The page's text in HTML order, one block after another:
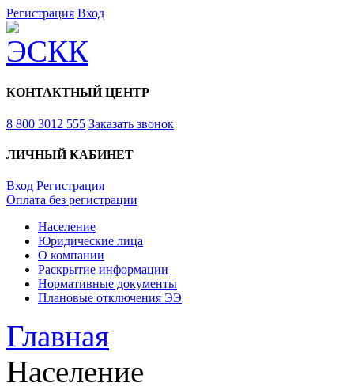
Регистрация Вход
КОНТАКТНЫЙ ЦЕНТР
8 800 3012 555 Заказать звонок
ЛИЧНЫЙ КАБИНЕТ
Вход Регистрация
Оплата без регистрации
Население
Юридические лица
О компании
Раскрытие информации
Нормативные документы
Плановые отключения ЭЭ
Главная
Население